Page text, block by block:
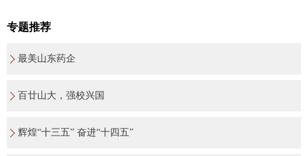
专题推荐
最美山东药企
百廿山大，强校兴国
辉煌“十三五” 奋进“十四五”